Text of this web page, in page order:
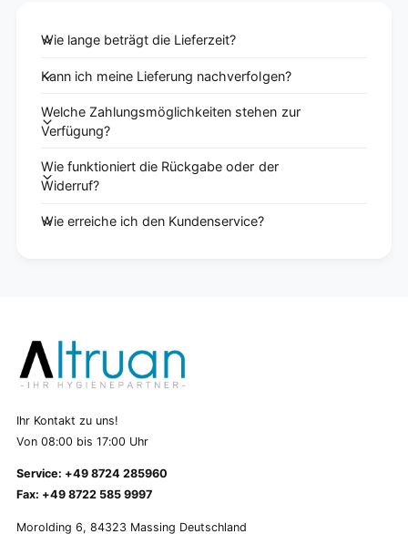
Wie lange beträgt die Lieferzeit?
Kann ich meine Lieferung nachverfolgen?
Welche Zahlungsmöglichkeiten stehen zur
Verfügung?
Wie funktioniert die Rückgabe oder der
Widerruf?
Wie erreiche ich den Kundenservice?
Ihr Kontakt zu uns!
Von 08:00 bis 17:00 Uhr
Service: +49 8724 285960
Fax: +49 8722 585 9997
Morolding 6, 84323 Massing Deutschland